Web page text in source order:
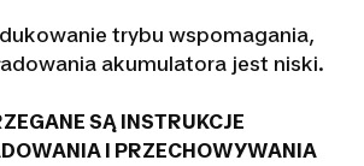
trybu wspomagania,
akumulatora jest niski.
SĄ INSTRUKCJE
I PRZECHOWYWANIA